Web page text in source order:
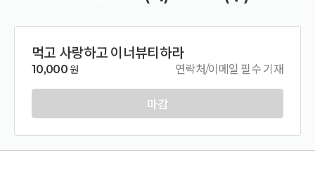
먹고 사랑하고 이너뷰티하라
10,000 원 연락처/이메일 필수 기재
마감